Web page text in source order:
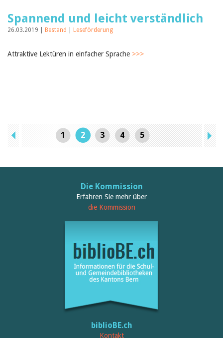
Spannend und leicht verständlich
26.03.2019 | Bestand Leseförderung
Attraktive Lektüren in einfacher Sprache >>>
1 2 3 4 5
Die Kommission
Erfahren Sie mehr über
die Kommission
biblioBE.ch
Kontakt